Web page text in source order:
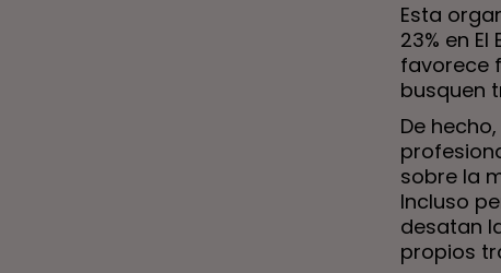
Esta
23% en
favorece
busquen
De
sobre la
Incluso
desatan
propios